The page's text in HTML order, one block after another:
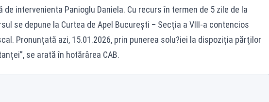
intervenienta Panioglu Daniela. Cu recurs în termen de 5 zile de la
se depune la Curtea de Apel Bucureşti – Secţia a VIII-a contencios
Pronunţată azi, 15.01.2026, prin punerea solu?iei la dispoziţia părţilor
se arată în hotărârea CAB.